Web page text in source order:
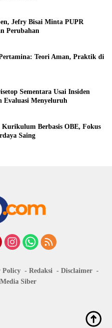
Jefry Bisai Minta PUPR
Perubahan
Teori Aman, Praktik di
Sementara Usai Insiden
Evaluasi Menyeluruh
Berbasis OBE, Fokus
Saing
Policy Redaksi
Disclaimer
Siber